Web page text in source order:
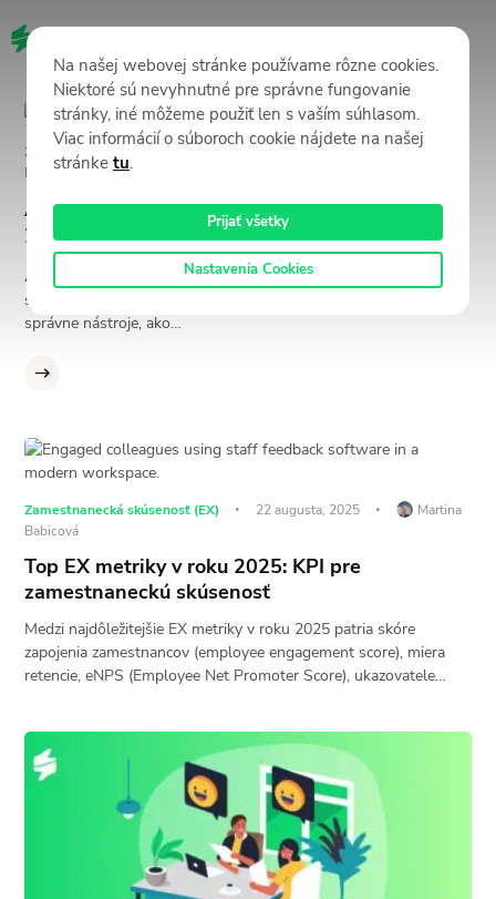
Zamestnanecká skúsenosť (EX)
26 novembra, 2025
Martina Babicová
Ako zlepšiť zapojenie zamestnancov v roku
2026?
Ak chcete zlepšiť zapojenie zamestnancov v roku 2026, mali by
ste prepájať zmysluplnú prácu s jasnými cieľmi, používať tie
správne nástroje, ako…
Zamestnanecká skúsenosť (EX) 22 augusta, 2025
Martina
Babicová
Top EX metriky v roku 2025: KPI pre
zamestnaneckú skúsenosť
Medzi najdôležitejšie EX metriky v roku 2025 patria skóre
zapojenia zamestnancov (employee engagement score), miera
retencie, eNPS (Employee Net Promoter Score), ukazovatele…
Na našej webovej stránke používame rôzne cookies.
Niektoré sú nevyhnutné pre správne fungovanie
stránky, iné môžeme použiť len s vaším súhlasom.
Viac informácií o súboroch cookie nájdete na našej
stránke tu.
Prijať všetky
Nastavenia Cookies